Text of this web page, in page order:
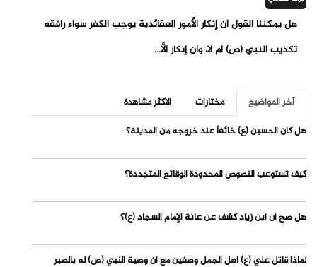
هل يمكننا القول أن إنكار الأمور العقائدية يوجب الكفر سواء رافقه
تكذيب النبي (ص) أم لا، وان إنكار الأ...
آخر المواضيع مختارات
الاكثر مشاهدة
هل كان الحسين (ع) خائفاً عند خروجه من المدينة؟
كيف تستوعب النصوص المحدودة الوقائع المتجددة؟
هل صح أن ابن زياد كشف عن عانة الإمام السجاد (ع)؟
لماذا قاتل علي (ع) أهل الجمل وصفين مع أن وصية النبي (ص) له بالصبر